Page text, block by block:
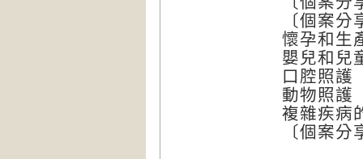
〔個案
懷孕和生
嬰兒和兒
口腔照護
動物照護
複雜疾病
〔個案